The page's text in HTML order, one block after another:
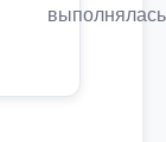
выполнялась